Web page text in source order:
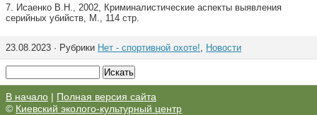
7. Исаенко В.Н., 2002, Криминалистические аспекты выявления
серийных убийств, М., 114 стр.
23.08.2023 · Рубрики Нет - спортивной охоте!, Новости
В начало | Полная версия сайта
© Киевский эколого-культурный центр